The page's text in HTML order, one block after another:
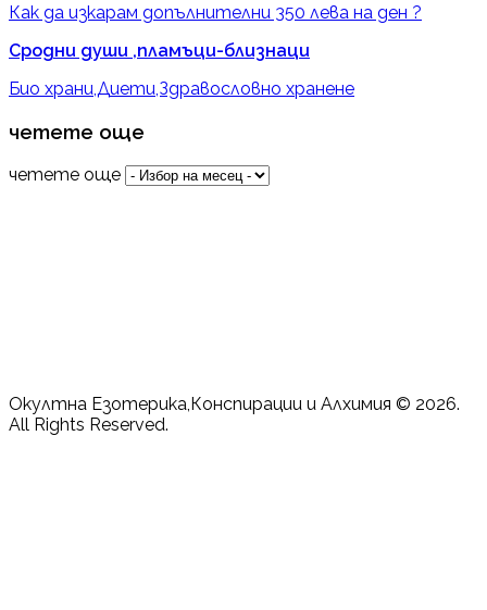
Как да изкарам допълнителни 350 лева на ден ?
Сродни души ,пламъци-близнаци
Био храни,Диети,Здравословно хранене
четете още
четете още
Окултна Езотерика,Конспирации и Алхимия © 2026.
All Rights Reserved.